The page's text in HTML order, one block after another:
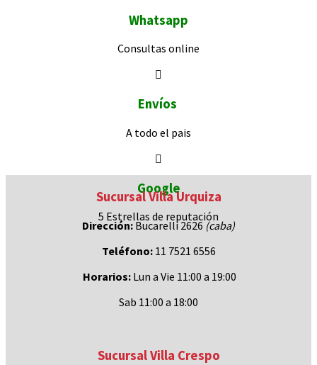
Whatsapp
Consultas online
Envíos
A todo el pais
Google
5 Estrellas de reputación
Sucursal Villa Urquiza
Dirección:Bucarelli 2626(caba)
Teléfono:11 7521 6556
Horarios: Lun a Vie 11:00 a 19:00
Sab 11:00 a 18:00
Sucursal Villa Crespo